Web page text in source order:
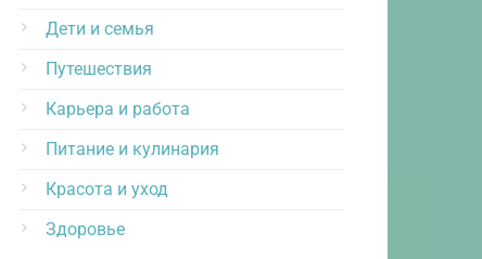
Дети и семья
Путешествия
Карьера и работа
Питание и кулинария
Красота и уход
Здоровье